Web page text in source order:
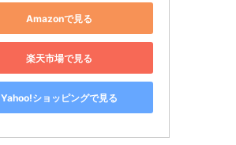
Amazonで見る
楽天市場で見る
Yahoo!ショッピングで見る